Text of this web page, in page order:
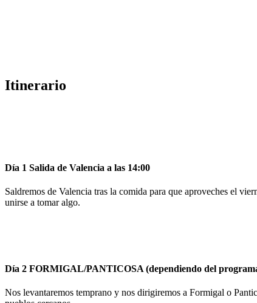
Itinerario
Día 1 Salida de Valencia a las 14:00
Saldremos de Valencia tras la comida para que aproveches el
unirse a tomar algo.
Día 2 FORMIGAL/PANTICOSA (dependiendo del
Nos levantaremos temprano y nos dirigiremos a Formigal o